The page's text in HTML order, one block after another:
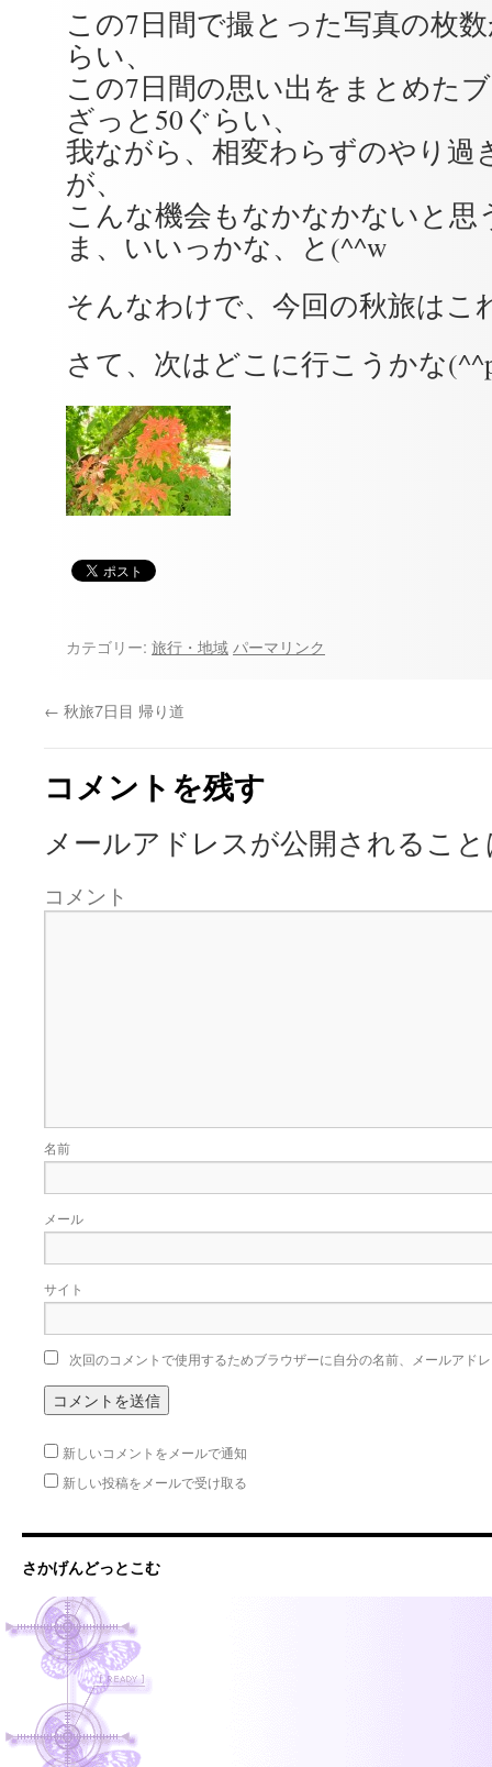
この7日間で撮とった写真の枚
らい、
この7日間の思い出をまとめた
ざっと50ぐらい、
我ながら、相変わらずのやり過
が、
こんな機会もなかなかないと思
ま、いいっかな、と(^^w
そんなわけで、今回の秋旅はこ
さて、次はどこに行こうかな
カテゴリー: 旅行・地域 パーマリンク
← 秋旅7日目 帰り道
コメントを残す
メールアドレスが公開されるこ
コメント
名前
メール
サイト
次回のコメントで使用するためブラウザーに自分の名前、メールアド
新しいコメントをメールで通知
新しい投稿をメールで受け取る
さかげんどっとこむ